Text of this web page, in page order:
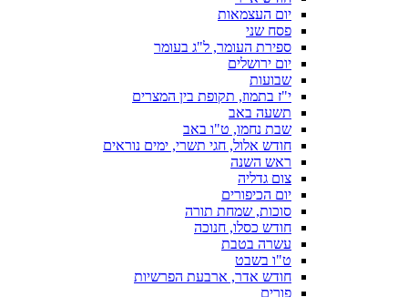
יום העצמאות
פסח שני
ספירת העומר, ל"ג בעומר
יום ירושלים
שבועות
י"ז בתמוז, תקופת בין המצרים
תשעה באב
שבת נחמו, ט"ו באב
חודש אלול, חגי תשרי, ימים נוראים
ראש השנה
צום גדליה
יום הכיפורים
סוכות, שמחת תורה
חודש כסלו, חנוכה
עשרה בטבת
ט"ו בשבט
חודש אדר, ארבעת הפרשיות
פורים